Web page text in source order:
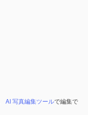
AI 写真編集ツールで編集で